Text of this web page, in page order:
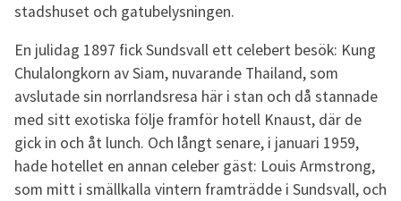
stadshuset och gatubelysningen.
En julidag 1897 fick Sundsvall ett celebert besök: Kung
Chulalongkorn av Siam, nuvarande Thailand, som
avslutade sin norrlandsresa här i stan och då stannade
med sitt exotiska följe framför hotell Knaust, där de
gick in och åt lunch. Och långt senare, i januari 1959,
hade hotellet en annan celeber gäst: Louis Armstrong,
som mitt i smällkalla vintern framträdde i Sundsvall, och